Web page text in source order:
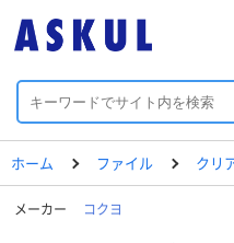
ホーム ファイル クリ
メーカー コクヨ